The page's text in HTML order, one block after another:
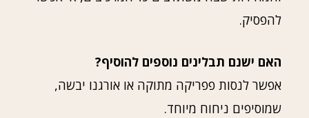
להפסיק.
האם ישנם תבלינים נוספים להוסיף?
אפשר לנסות פפריקה מתוקה או אורגנו יבשה,
שמוסיפים ניחוח מיוחד.